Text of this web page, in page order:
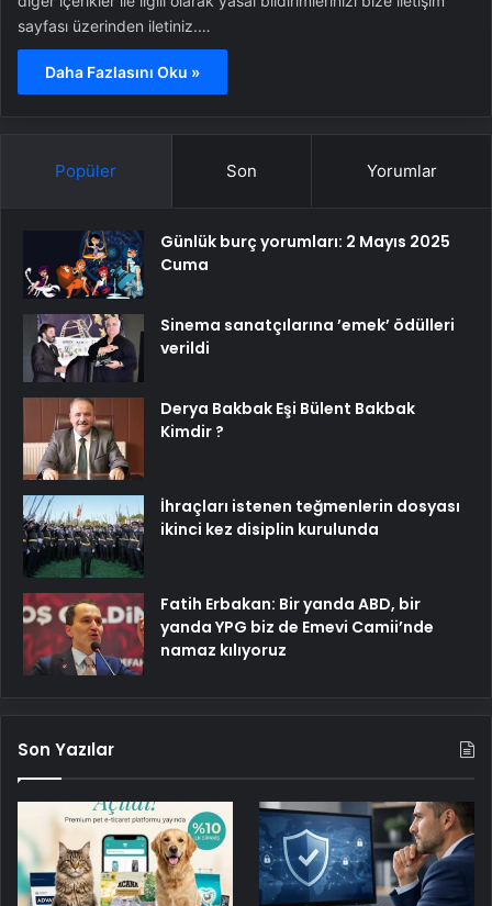
sayfası üzerinden iletiniz.…
Daha Fazlasını Oku »
Popüler Son Yorumlar
Günlük burç yorumları: 2 Mayıs 2025
Cuma
Sinema sanatçılarına ’emek’ ödülleri
verildi
Derya Bakbak Eşi Bülent Bakbak
Kimdir ?
İhraçları istenen teğmenlerin dosyası
ikinci kez disiplin kurulunda
Fatih Erbakan: Bir yanda ABD, bir
yanda YPG biz de Emevi Camii’nde
namaz kılıyoruz
Son Yazılar